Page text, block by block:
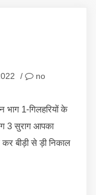
/
no
भाग 1-गिलहरियों के
3 सुराग आपका
बीड़ी से ड़ी निकाल